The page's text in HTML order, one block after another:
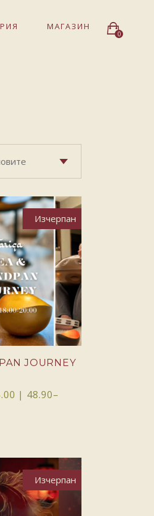
МАГАЗИН
0
Изчерпан
JOURNEY
| 48.90–
Изчерпан